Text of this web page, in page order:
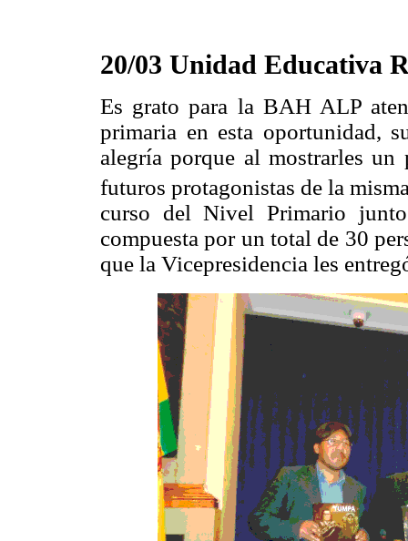
20/03 Unidad Educativa
Es grato para la BAH ALP
primaria en esta oportunidad,
alegría porque al mostrarles
futuros protagonistas de la
curso del Nivel Primario
compuesta por un total de 30
que la Vicepresidencia les